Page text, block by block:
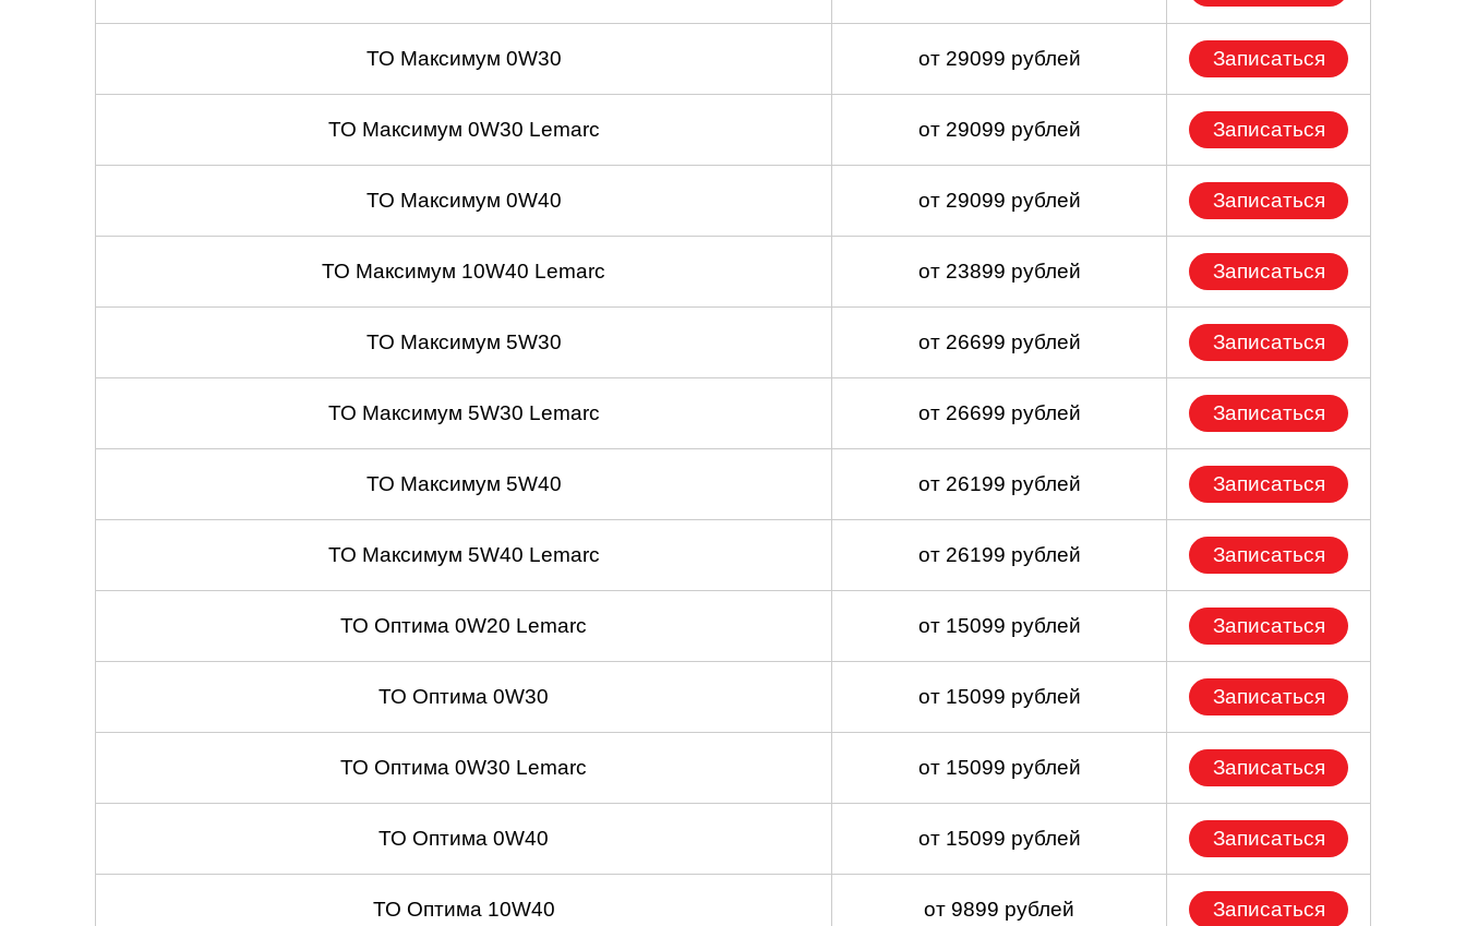
ТО Максимум 0W30 от 29099 рублей Записаться
ТО Максимум 0W30 Lemarc от 29099 рублей Записаться
ТО Максимум 0W40 от 29099 рублей Записаться
ТО Максимум 10W40 Lemarc от 23899 рублей Записаться
ТО Максимум 5W30 от 26699 рублей Записаться
ТО Максимум 5W30 Lemarc от 26699 рублей Записаться
ТО Максимум 5W40 от 26199 рублей Записаться
ТО Максимум 5W40 Lemarc от 26199 рублей Записаться
ТО Оптима 0W20 Lemarc от 15099 рублей Записаться
ТО Оптима 0W30 от 15099 рублей Записаться
ТО Оптима 0W30 Lemarc от 15099 рублей Записаться
ТО Оптима 0W40 от 15099 рублей Записаться
ТО Оптима 10W40 от 9899 рублей Записаться